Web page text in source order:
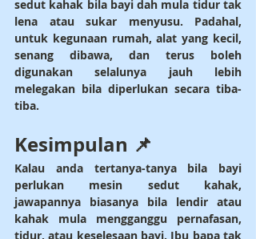
sedut kahak bila bayi dah mula tidur tak
lena atau sukar menyusu. Padahal,
untuk kegunaan rumah, alat yang kecil,
senang dibawa, dan terus boleh
digunakan selalunya jauh lebih
melegakan bila diperlukan secara tiba-
tiba.
Kesimpulan 📌
Kalau anda tertanya-tanya bila bayi
perlukan mesin sedut kahak,
jawapannya biasanya bila lendir atau
kahak mula mengganggu pernafasan,
tidur, atau keselesaan bayi. Ibu bapa tak